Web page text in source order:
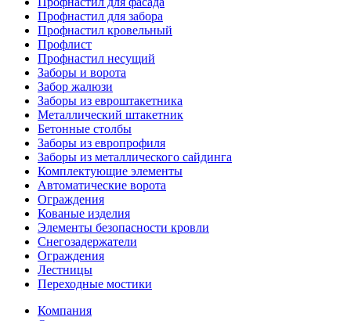
Профнастил для забора
Профнастил кровельный
Профлист
Профнастил несущий
Заборы и ворота
Забор жалюзи
Заборы из евроштакетника
Металлический штакетник
Бетонные столбы
Заборы из европрофиля
Заборы из металлического сайдинга
Комплектующие элементы
Автоматические ворота
Ограждения
Кованые изделия
Элементы безопасности кровли
Снегозадержатели
Ограждения
Лестницы
Переходные мостики
Компания